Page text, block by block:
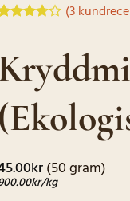
baserat
kundrecensioner
(3
kr(50 gram)
kr/kg